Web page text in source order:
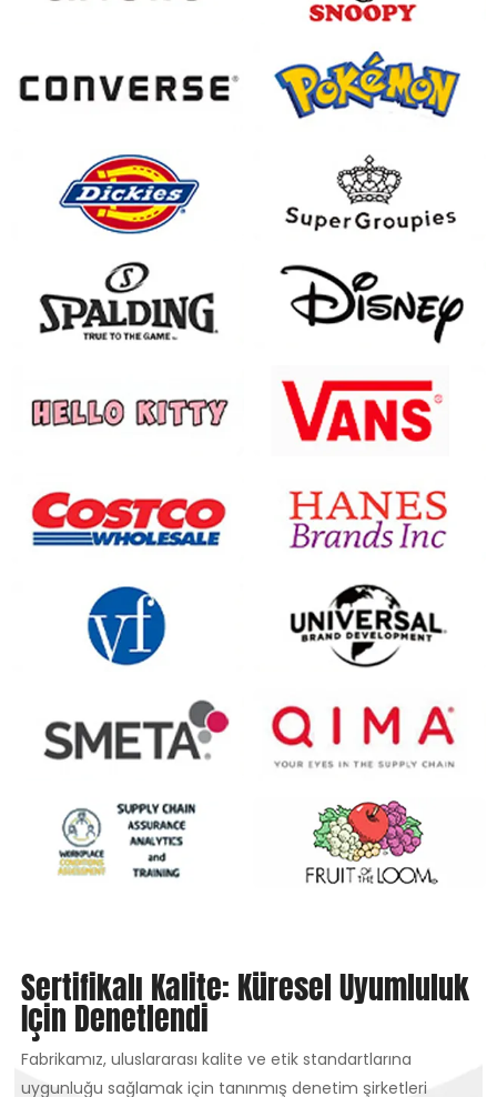
Sertifikalı Kalite: Küresel Uyumluluk
Için Denetlendi
Fabrikamız, uluslararası kalite ve etik standartlarına
uygunluğu sağlamak için tanınmış denetim şirketleri